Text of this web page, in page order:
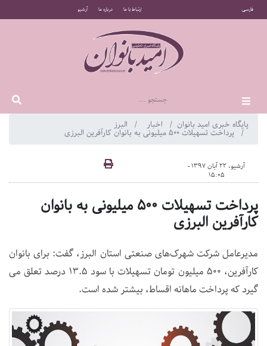
فارسی ارتباط با ما درباره ما آرشیو
پایگاه خبری امید بانوان اخبار البرز
پرداخت تسهیلات 500 میلیونی به بانوان کارآفرین البرزی
آرشیو، 22 آبان 1397 -
15:05
پرداخت تسهیلات 500 میلیونی به بانوان
کارآفرین البرزی
مدیرعامل شرکت شهرک‌های صنعتی استان البرز، گفت: برای بانوان
کارآفرین، 500 میلیون تومان تسهیلات با سود 13.5 درصد تعلق می
گیرد که پرداخت ماهانه اقساط، بیشتر شده است.